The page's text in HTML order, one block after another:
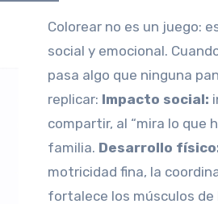
Colorear no es un juego: es desarrollo físico,
social y emocional.
pasa algo que ninguna
replicar: Impacto social:
compartir, al “mira lo que
familia. Desarrollo
motricidad fina, la
fortalece los músculos de